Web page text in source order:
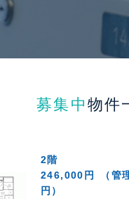
募集中 物件
2階
246,000円
（管
円）